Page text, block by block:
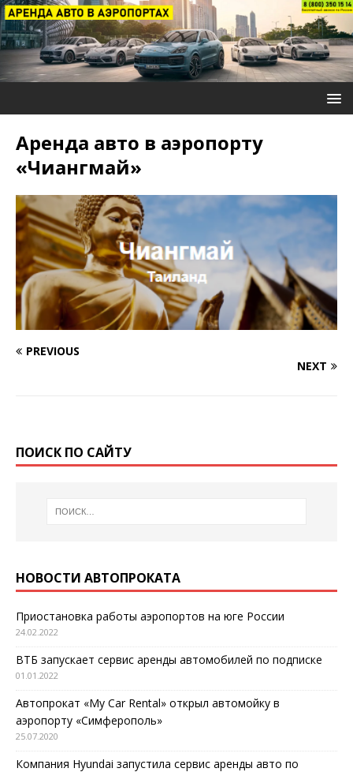
Аренда авто в аэропорту
«Чиангмай»
PREVIOUS
NEXT
ПОИСК ПО САЙТУ
НОВОСТИ АВТОПРОКАТА
Приостановка работы аэропортов на юге России
24.02.2022
ВТБ запускает сервис аренды автомобилей по подписке
01.01.2022
Автопрокат «My Car Rental» открыл автомойку в
аэропорту «Симферополь»
25.07.2020
Компания Hyundai запустила сервис аренды авто по